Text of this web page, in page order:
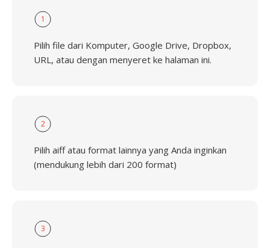
1
Pilih file dari Komputer, Google Drive, Dropbox,
URL, atau dengan menyeret ke halaman ini.
2
Pilih aiff atau format lainnya yang Anda inginkan
(mendukung lebih dari 200 format)
3